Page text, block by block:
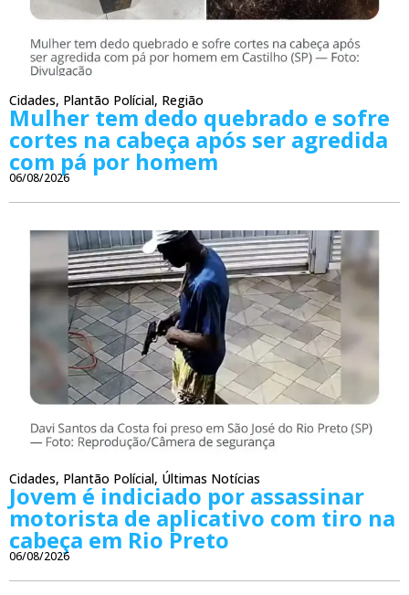
Cidades, Plantão Polícial, Região
Mulher tem dedo quebrado e sofre
cortes na cabeça após ser agredida
com pá por homem
06/08/2026
Cidades, Plantão Polícial, Últimas Notícias
Jovem é indiciado por assassinar
motorista de aplicativo com tiro na
cabeça em Rio Preto
06/08/2026